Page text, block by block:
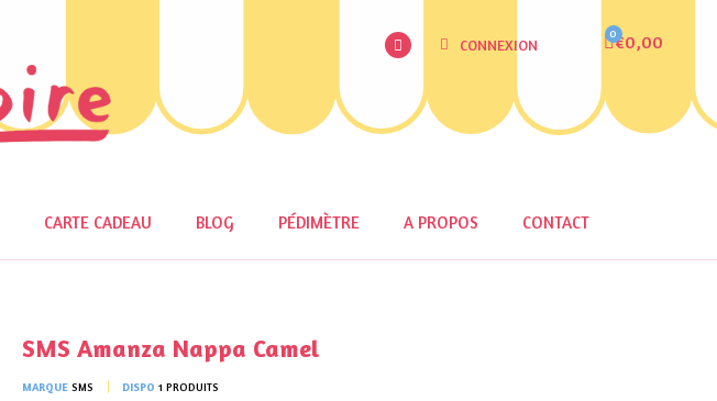
CONNEXION €0,00
CARTE CADEAU BLOG PÉDIMÈTRE A PROPOS CONTACT
SMS Amanza Nappa Camel
MARQUE SMS DISPO 1 PRODUITS